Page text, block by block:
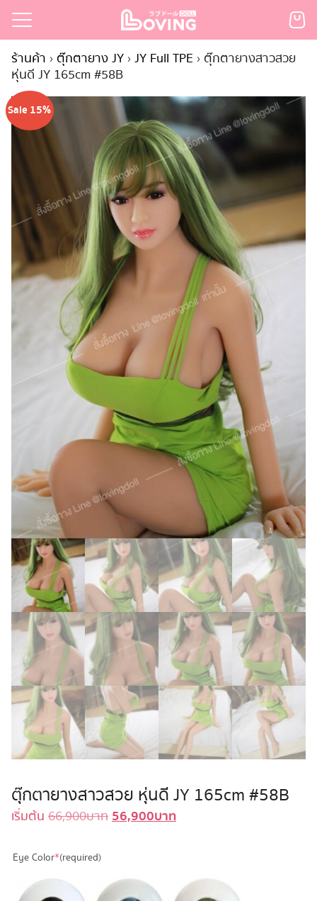
Skip
content
ก
ามแบรนด์
ะเงิน
ค้า
for:
ร้านค้า › ตุ๊กตายาง JY › JY Full TPE › ตุ๊กตายางสาวสวย
หุ่นดี JY 165cm #58B
Sale 15%
ตุ๊กตายางสาวสวย หุ่นดี JY 165cm #58B
เริ่มต้น 66,900บาทOriginal
66,900 บาท.
56,900บาทCurrent
56,900 บาท.
Eye Color*(required)